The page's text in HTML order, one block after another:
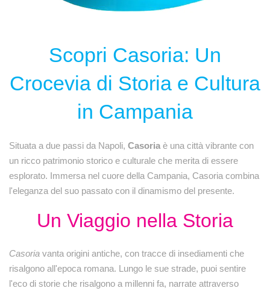
Scopri Casoria: Un
Crocevia di Storia e Cultura
in Campania
Situata a due passi da Napoli, Casoria è una città vibrante con
un ricco patrimonio storico e culturale che merita di essere
esplorato. Immersa nel cuore della Campania, Casoria combina
l'eleganza del suo passato con il dinamismo del presente.
Un Viaggio nella Storia
Casoria vanta origini antiche, con tracce di insediamenti che
risalgono all'epoca romana. Lungo le sue strade, puoi sentire
l'eco di storie che risalgono a millenni fa, narrate attraverso